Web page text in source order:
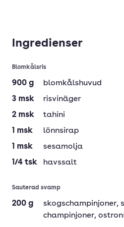
Ingredienser
Blomkålsris
900 g
blomkålshuvud
3 msk
risvinäger
2 msk
tahini
1 msk
lönnsirap
1 msk
sesamolja
1/4 tsk havssalt
Sauterad svamp
200 g skogschampinjoner,
champinjoner,